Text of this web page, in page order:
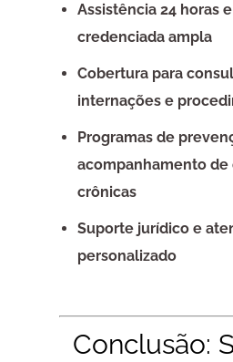
Assistência 24 horas
credenciada ampla
Cobertura para
internações e
Programas de
acompanhamento de
crônicas
Suporte jurídico e
personalizado
Conclusão: